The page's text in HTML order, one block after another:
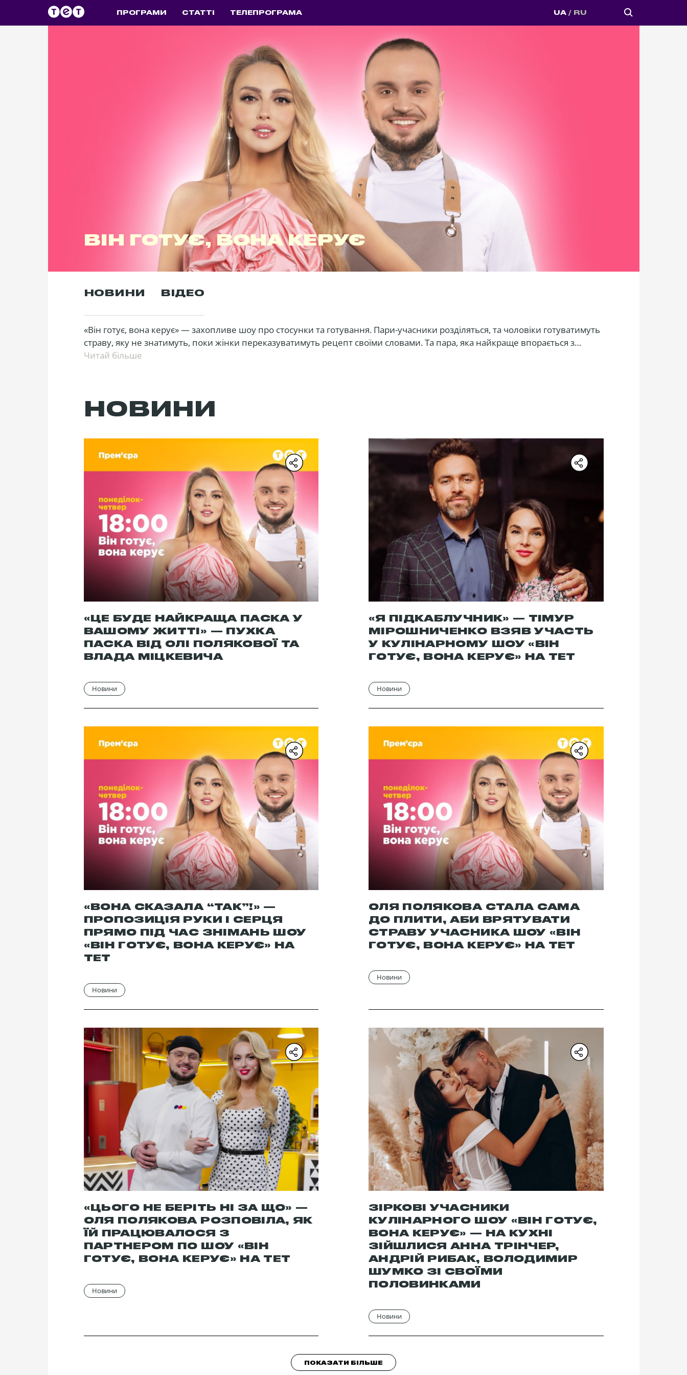
ПРОГРАМИ СТАТТІ ТЕЛЕПРОГРАМА UA RU
ВІН ГОТУЄ, ВОНА КЕРУЄ
НОВИНИ ВІДЕО
«Він готує, вона керує» — захопливе шоу про стосунки та готування. Пари-учасники розділяться, та чоловіки готуватимуть
страву, яку не знатимуть, поки жінки переказуватимуть рецепт своїми словами. Та пара, яка найкраще впорається з
готуванням і керуванням, переможе та отримає 25 тисяч гривень. Усе відбуватиметься під пильним наглядом
Читай більше
НОВИНИ
«ЦЕ БУДЕ НАЙКРАЩА ПАСКА У
ВАШОМУ ЖИТТІ» — ПУХКА
ПАСКА ВІД ОЛІ ПОЛЯКОВОЇ ТА
ВЛАДА МІЦКЕВИЧА
Новини
«Я ПІДКАБЛУЧНИК» — ТІМУР
МІРОШНИЧЕНКО ВЗЯВ УЧАСТЬ
У КУЛІНАРНОМУ ШОУ «ВІН
ГОТУЄ, ВОНА КЕРУЄ» НА ТЕТ
Новини
«ВОНА СКАЗАЛА “ТАК”!» —
ПРОПОЗИЦІЯ РУКИ І СЕРЦЯ
ПРЯМО ПІД ЧАС ЗНІМАНЬ ШОУ
«ВІН ГОТУЄ, ВОНА КЕРУЄ» НА
ТЕТ
Новини
ОЛЯ ПОЛЯКОВА СТАЛА САМА
ДО ПЛИТИ, АБИ ВРЯТУВАТИ
СТРАВУ УЧАСНИКА ШОУ «ВІН
ГОТУЄ, ВОНА КЕРУЄ» НА ТЕТ
Новини
«ЦЬОГО НЕ БЕРІТЬ НІ ЗА ЩО» —
ОЛЯ ПОЛЯКОВА РОЗПОВІЛА, ЯК
ЇЙ ПРАЦЮВАЛОСЯ З
ПАРТНЕРОМ ПО ШОУ «ВІН
ГОТУЄ, ВОНА КЕРУЄ» НА ТЕТ
Новини
ЗІРКОВІ УЧАСНИКИ
КУЛІНАРНОГО ШОУ «ВІН ГОТУЄ,
ВОНА КЕРУЄ» — НА КУХНІ
ЗІЙШЛИСЯ АННА ТРІНЧЕР,
АНДРІЙ РИБАК, ВОЛОДИМИР
ШУМКО ЗІ СВОЇМИ
ПОЛОВИНКАМИ
Новини
ПОКАЗАТИ БІЛЬШЕ